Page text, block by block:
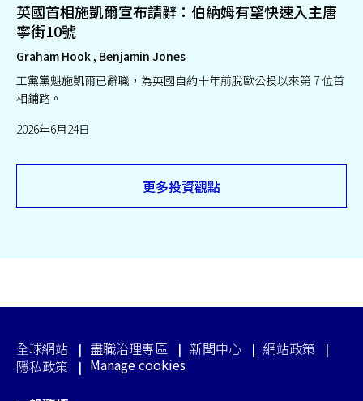
英國首相施凱爾宣布請辭：伯納姆有望快速入主唐
寧街10號
Graham Hook , Benjamin Jones
工黨黨魁施凱爾已辭職，為英國自約十年前脫歐公投以來第 7 位首
相鋪路。
2026年6月24日
更多投資觀點
全球網站 盡職治理專區 新聞中心
網站政策
隱私政策
Manage cookies